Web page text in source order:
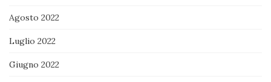
Agosto 2022
Luglio 2022
Giugno 2022